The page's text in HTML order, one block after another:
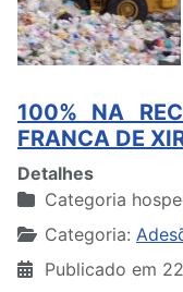
100% NA
FRANCA DE
Detalhes
Categoria
Categoria:
Publicado em